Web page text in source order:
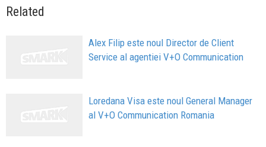
Related
Alex Filip este noul Director de Client
Service al agentiei V+O Communication
Loredana Visa este noul General Manager
al V+O Communication Romania